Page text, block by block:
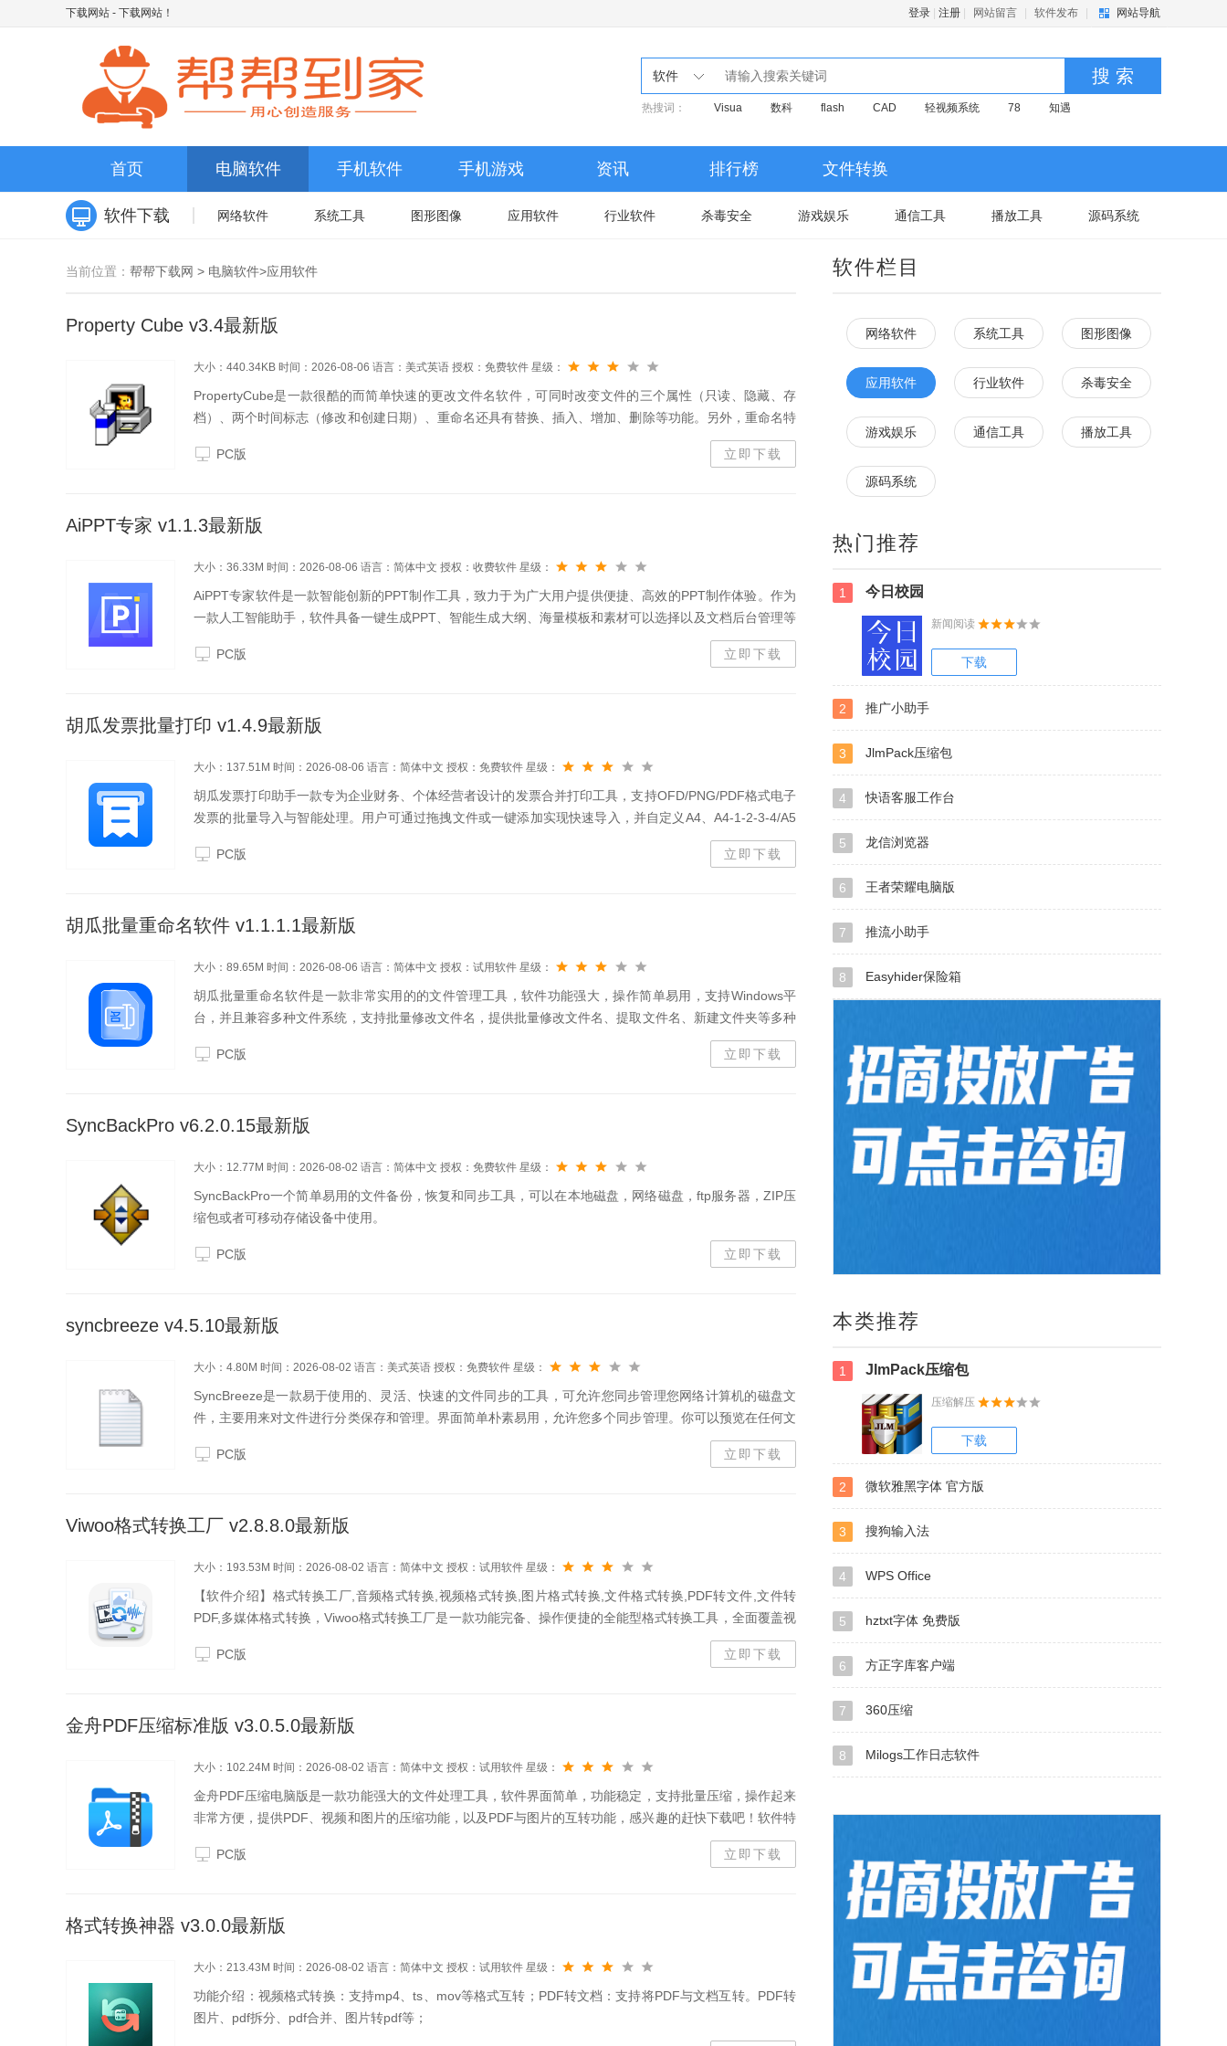
下载网站 - 下载网站！ 登录 注册 网站留言 软件发布 网站导航
软件 搜 索
热搜词： Visua 数科 flash CAD 轻视频系统 78 知遇
首页 电脑软件 手机软件 手机游戏 资讯 排行榜 文件转换
软件下载 网络软件 系统工具 图形图像 应用软件 行业软件 杀毒安全 游戏娱乐 通信工具 播放工具 源码系统
当前位置： 帮帮下载网 > 电脑软件>应用软件
Property Cube v3.4最新版
大小：440.34KB 时间：2026-08-06 语言：美式英语 授权：免费软件 星级：
PropertyCube是一款很酷的而简单快速的更改文件名软件，可同时改变文件的三个属性（只读、隐藏、存
档）、两个时间标志（修改和创建日期）、重命名还具有替换、插入、增加、删除等功能。另外，重命名特
PC版
立即下载
AiPPT专家 v1.1.3最新版
大小：36.33M 时间：2026-08-06 语言：简体中文 授权：收费软件 星级：
AiPPT专家软件是一款智能创新的PPT制作工具，致力于为广大用户提供便捷、高效的PPT制作体验。作为
一款人工智能助手，软件具备一键生成PPT、智能生成大纲、海量模板和素材可以选择以及文档后台管理等
功能，让您轻松应对各种演示场景，提升工作效率。1.一键生成PPT：只需输入主题、关键词和要点，系统
便会...PC版 立即下载
胡瓜发票批量打印 v1.4.9最新版
大小：137.51M 时间：2026-08-06 语言：简体中文 授权：免费软件 星级：
胡瓜发票打印助手一款专为企业财务、个体经营者设计的发票合并打印工具，支持OFD/PNG/PDF格式电子
发票的批量导入与智能处理。用户可通过拖拽文件或一键添加实现快速导入，并自定义A4、A4-1-2-3-4/A5
纸张的排版模板（如多张发票合并打印、清单自动适配），同时支持OFD转PDF格式，兼容性更强...
PC版
立即下载
胡瓜批量重命名软件 v1.1.1.1最新版
大小：89.65M 时间：2026-08-06 语言：简体中文 授权：试用软件 星级：
胡瓜批量重命名软件是一款非常实用的的文件管理工具，软件功能强大，操作简单易用，支持Windows平
台，并且兼容多种文件系统，支持批量修改文件名，提供批量修改文件名、提取文件名、新建文件夹等多种
操作，满足用户多样化的需求，大大的提高工作效率，感兴趣的小伙伴赶快下载使用吧！胡瓜批量重命名软
件功能1、批量...
PC版 立即下载
SyncBackPro v6.2.0.15最新版
大小：12.77M 时间：2026-08-02 语言：简体中文 授权：免费软件 星级：
SyncBackPro一个简单易用的文件备份，恢复和同步工具，可以在本地磁盘，网络磁盘，ftp服务器，ZIP压
缩包或者可移动存储设备中使用。
PC版 立即下载
syncbreeze v4.5.10最新版
大小：4.80M 时间：2026-08-02 语言：美式英语 授权：免费软件 星级：
SyncBreeze是一款易于使用的、灵活、快速的文件同步的工具，可允许您同步管理您网络计算机的磁盘文
件，主要用来对文件进行分类保存和管理。界面简单朴素易用，允许您多个同步管理。你可以预览在任何文
PC版
立即下载
Viwoo格式转换工厂 v2.8.8.0最新版
大小：193.53M 时间：2026-08-02 语言：简体中文 授权：试用软件 星级：
【软件介绍】格式转换工厂,音频格式转换,视频格式转换,图片格式转换,文件格式转换,PDF转文件,文件转
PDF,多媒体格式转换，Viwoo格式转换工厂是一款功能完备、操作便捷的全能型格式转换工具，全面覆盖视
频、音频、图片及文档等核心格式处理场景。它不仅兼容MP3、WAV、OGG、FLAC、MP2、M4...
PC版
立即下载
金舟PDF压缩标准版 v3.0.5.0最新版
大小：102.24M 时间：2026-08-02 语言：简体中文 授权：试用软件 星级：
金舟PDF压缩电脑版是一款功能强大的文件处理工具，软件界面简单，功能稳定，支持批量压缩，操作起来
非常方便，提供PDF、视频和图片的压缩功能，以及PDF与图片的互转功能，感兴趣的赶快下载吧！软件特
色批量压缩：支持视频PDF、图片、视频，各种办公文件，批量压缩，节约时间，减少工作量，压缩更快更
高效;品质...
PC版 立即下载
格式转换神器 v3.0.0最新版
大小：213.43M 时间：2026-08-02 语言：简体中文 授权：试用软件 星级：
功能介绍：视频格式转换：支持mp4、ts、mov等格式互转；PDF转文档：支持将PDF与文档互转。PDF转
图片、pdf拆分、pdf合并、图片转pdf等；
软件栏目
网络软件 系统工具 图形图像
应用软件 行业软件 杀毒安全
游戏娱乐 通信工具 播放工具
源码系统
热门推荐
1 今日校园
新闻阅读
下载
2 推广小助手
3 JlmPack压缩包
4 快语客服工作台
5 龙信浏览器
6 王者荣耀电脑版
7 推流小助手
8 Easyhider保险箱
本类推荐
1 JlmPack压缩包
压缩解压
下载
2 微软雅黑字体 官方版
3 搜狗输入法
4 WPS Office
5 hztxt字体 免费版
6 方正字库客户端
7 360压缩
8 Milogs工作日志软件